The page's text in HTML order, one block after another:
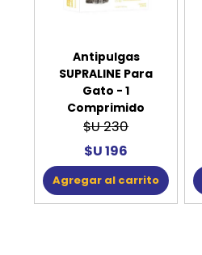
Antipulgas
SUPRALINE Para
Gato - 1
Comprimido
$U 230
$U 196
Agregar al carrito